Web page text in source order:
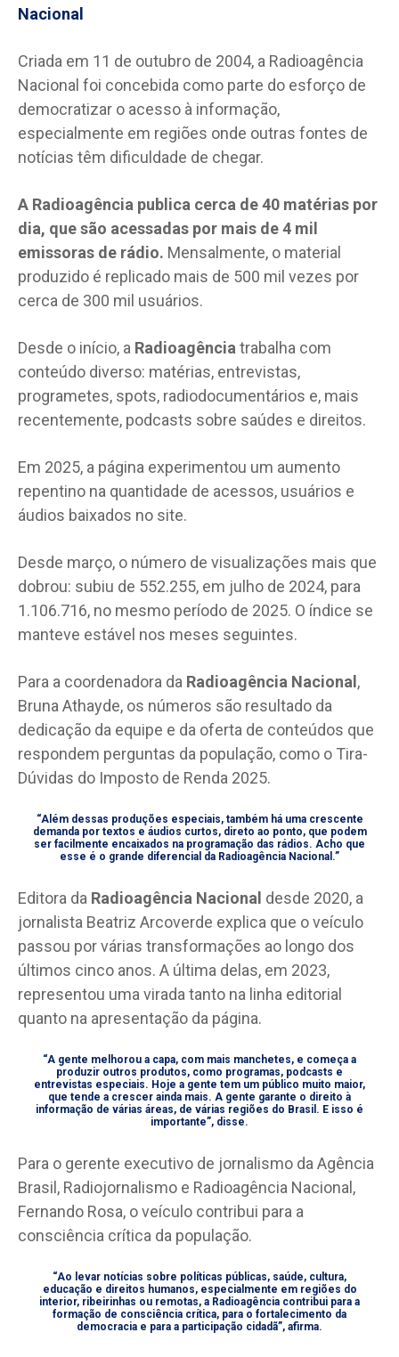
Nacional
Criada em 11 de outubro de 2004, a Radioagência
Nacional foi concebida como parte do esforço de
democratizar o acesso à informação,
especialmente em regiões onde outras fontes de
notícias têm dificuldade de chegar.
A Radioagência publica cerca de 40 matérias por
dia, que são acessadas por mais de 4 mil
emissoras de rádio. Mensalmente, o material
produzido é replicado mais de 500 mil vezes por
cerca de 300 mil usuários.
Desde o início, a Radioagência trabalha com
conteúdo diverso: matérias, entrevistas,
programetes, spots, radiodocumentários e, mais
recentemente, podcasts sobre saúdes e direitos.
Em 2025, a página experimentou um aumento
repentino na quantidade de acessos, usuários e
áudios baixados no site.
Desde março, o número de visualizações mais que
dobrou: subiu de 552.255, em julho de 2024, para
1.106.716, no mesmo período de 2025. O índice se
manteve estável nos meses seguintes.
Para a coordenadora da Radioagência Nacional ,
Bruna Athayde, os números são resultado da
dedicação da equipe e da oferta de conteúdos que
respondem perguntas da população, como o Tira-
Dúvidas do Imposto de Renda 2025.
“Além dessas produções especiais, também há uma crescente
demanda por textos e áudios curtos, direto ao ponto, que podem
ser facilmente encaixados na programação das rádios. Acho que
esse é o grande diferencial da Radioagência Nacional.”
Editora da Radioagência Nacional desde 2020, a
jornalista Beatriz Arcoverde explica que o veículo
passou por várias transformações ao longo dos
últimos cinco anos. A última delas, em 2023,
representou uma virada tanto na linha editorial
quanto na apresentação da página.
“A gente melhorou a capa, com mais manchetes, e começa a
produzir outros produtos, como programas, podcasts e
entrevistas especiais. Hoje a gente tem um público muito maior,
que tende a crescer ainda mais. A gente garante o direito à
informação de várias áreas, de várias regiões do Brasil. E isso é
importante”, disse.
Para o gerente executivo de jornalismo da Agência
Brasil, Radiojornalismo e Radioagência Nacional,
Fernando Rosa, o veículo contribui para a
consciência crítica da população.
“Ao levar notícias sobre políticas públicas, saúde, cultura,
educação e direitos humanos, especialmente em regiões do
interior, ribeirinhas ou remotas, a Radioagência contribui para a
formação de consciência crítica, para o fortalecimento da
democracia e para a participação cidadã”, afirma.